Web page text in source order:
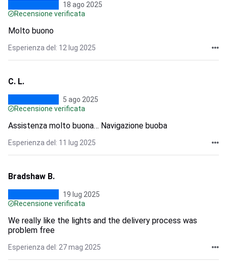
18 ago 2025
Recensione verificata
Molto buono
Esperienza del: 12 lug 2025
C. L.
5 ago 2025
Recensione verificata
Assistenza molto buona… Navigazione buoba
Esperienza del: 11 lug 2025
Bradshaw B.
19 lug 2025
Recensione verificata
We really like the lights and the delivery process was
problem free
Esperienza del: 27 mag 2025